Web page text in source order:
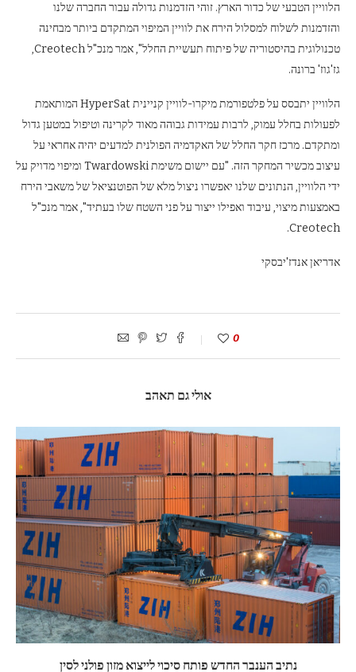
הלוויין הטבעי של כדור הארץ. זוהי הזדמנות גדולה עבור החברה שלנו
והזדמנות לשלוח למסלול הירח את לוויין המיפוי המתקדם ביותר מבחינה
טכנולוגית בהיסטוריה של פיתוח תעשיית החלל", אמר מנכ"ל Creotech,
גז'גוז' ברונה.
הלוויין יתבסס על פלטפורמת מיקרו-לוויין קניינית HyperSat המותאמת
לפעולות בחלל עמוק, לרבות עמידות גבוהה מאוד לקרינה וטיפול במטען גדול
ומתקדם. מרכז חקר החלל של האקדמיה הפולנית למדעים יהיה אחראי על
עיצוב מכשיר המחקר הזה. "עם יישום משימת Twardowski ומיפוי מדויק על
ידי הלוויין, הנתונים שלנו יאפשרו ניצול מלא של הפוטנציאל של משאבי הירח
באמצעות מיצוי, עיבוד ואפילו ייצור על פני השטח שלו בעתיד", אמר מנכ"ל
Creotech.
אדריאן אנדז'יבסקי
0
אולי גם תאהב
נתיב הענבר החדש פותח סיכוי לייצוא מזון פולני לסין